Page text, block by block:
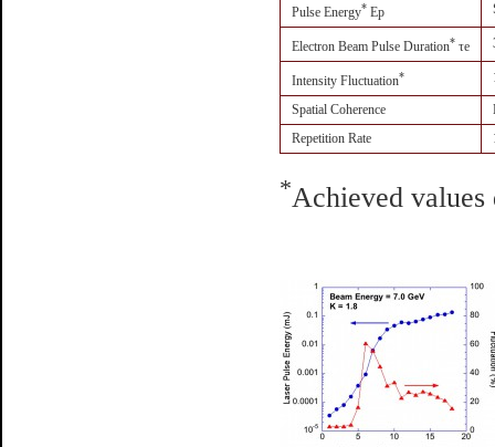
Pulse Energy* Ep
Electron Beam Pulse Duration* τe
Intensity Fluctuation*
Spatial Coherence
Repetition Rate
*Achieved values